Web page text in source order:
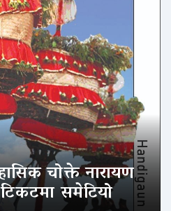
चोक्ते नारायण
समेटियो